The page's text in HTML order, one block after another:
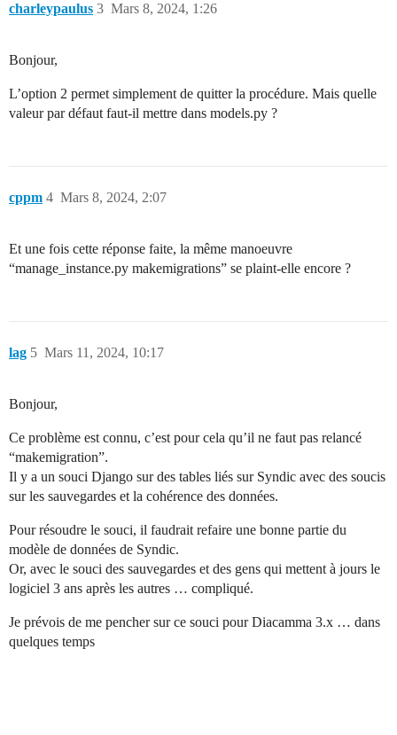
charleypaulus Mars 8, 2024, 1:26
3
Bonjour,
L’option 2 permet simplement de quitter la procédure. Mais quelle
valeur par défaut faut-il mettre dans models.py ?
cppm Mars 8, 2024, 2:07
4
Et une fois cette réponse faite, la même manoeuvre
“manage_instance.py makemigrations” se plaint-elle encore ?
lag Mars 11, 2024, 10:17
5
Bonjour,
Ce problème est connu, c’est pour cela qu’il ne faut pas relancé
“makemigration”.
Il y a un souci Django sur des tables liés sur Syndic avec des soucis
sur les sauvegardes et la cohérence des données.
Pour résoudre le souci, il faudrait refaire une bonne partie du
modèle de données de Syndic.
Or, avec le souci des sauvegardes et des gens qui mettent à jours le
logiciel 3 ans après les autres … compliqué.
Je prévois de me pencher sur ce souci pour Diacamma 3.x … dans
quelques temps